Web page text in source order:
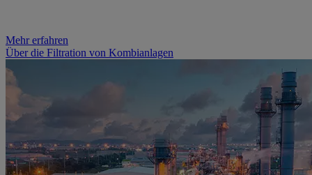
Mehr erfahren
Über die Filtration von Kombianlagen